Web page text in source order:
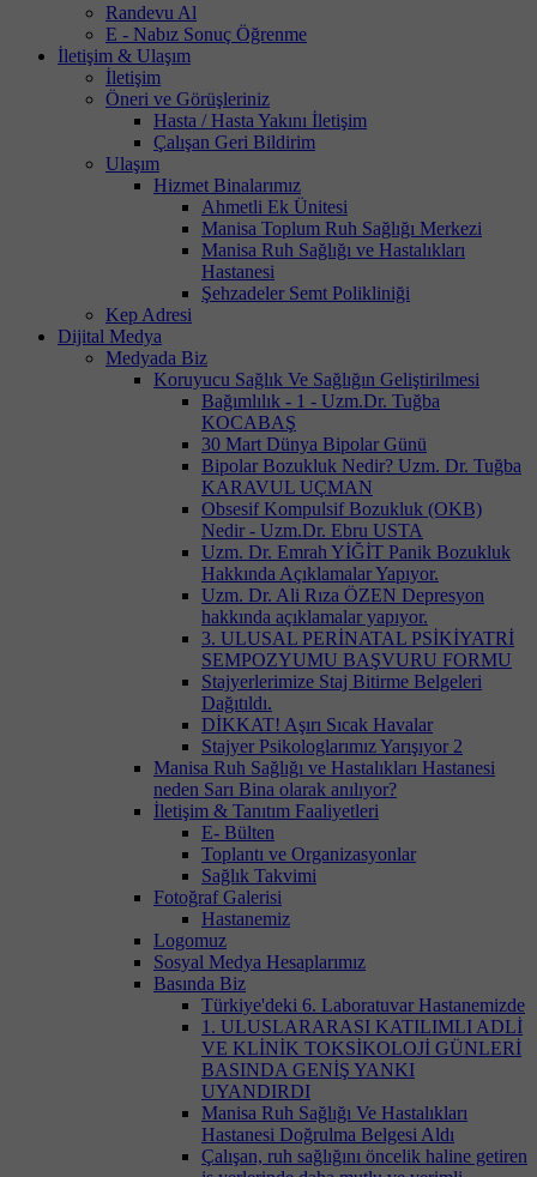
Randevu Al
E - Nabız Sonuç Öğrenme
İletişim & Ulaşım
İletişim
Öneri ve Görüşleriniz
Hasta / Hasta Yakını İletişim
Çalışan Geri Bildirim
Ulaşım
Hizmet Binalarımız
Ahmetli Ek Ünitesi
Manisa Toplum Ruh Sağlığı Merkezi
Manisa Ruh Sağlığı ve Hastalıkları
Hastanesi
Şehzadeler Semt Polikliniği
Kep Adresi
Dijital Medya
Medyada Biz
Koruyucu Sağlık Ve Sağlığın Geliştirilmesi
Bağımlılık - 1 - Uzm.Dr. Tuğba
KOCABAŞ
30 Mart Dünya Bipolar Günü
Bipolar Bozukluk Nedir? Uzm. Dr. Tuğba
KARAVUL UÇMAN
Obsesif Kompulsif Bozukluk (OKB)
Nedir - Uzm.Dr. Ebru USTA
Uzm. Dr. Emrah YİĞİT Panik Bozukluk
Hakkında Açıklamalar Yapıyor.
Uzm. Dr. Ali Rıza ÖZEN Depresyon
hakkında açıklamalar yapıyor.
3. ULUSAL PERİNATAL PSİKİYATRİ
SEMPOZYUMU BAŞVURU FORMU
Stajyerlerimize Staj Bitirme Belgeleri
Dağıtıldı.
DİKKAT! Aşırı Sıcak Havalar
Stajyer Psikologlarımız Yarışıyor 2
Manisa Ruh Sağlığı ve Hastalıkları Hastanesi
neden Sarı Bina olarak anılıyor?
İletişim & Tanıtım Faaliyetleri
E- Bülten
Toplantı ve Organizasyonlar
Sağlık Takvimi
Fotoğraf Galerisi
Hastanemiz
Logomuz
Sosyal Medya Hesaplarımız
Basında Biz
Türkiye'deki 6. Laboratuvar Hastanemizde
1. ULUSLARARASI KATILIMLI ADLİ
VE KLİNİK TOKSİKOLOJİ GÜNLERİ
BASINDA GENİŞ YANKI
UYANDIRDI
Manisa Ruh Sağlığı Ve Hastalıkları
Hastanesi Doğrulma Belgesi Aldı
Çalışan, ruh sağlığını öncelik haline getiren